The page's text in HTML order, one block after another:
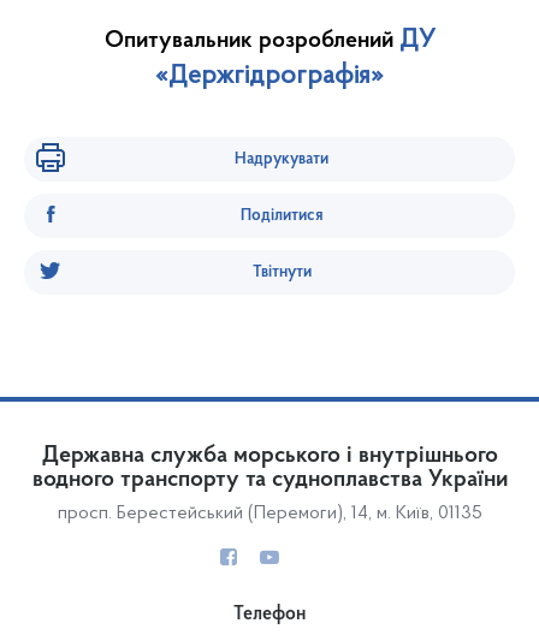
Опитувальник розроблений ДУ
«Держгідрографія»
Надрукувати
Поділитися
Твітнути
Державна служба морського і внутрішнього
водного транспорту та судноплавства України
просп. Берестейський (Перемоги), 14, м. Київ, 01135
Телефон